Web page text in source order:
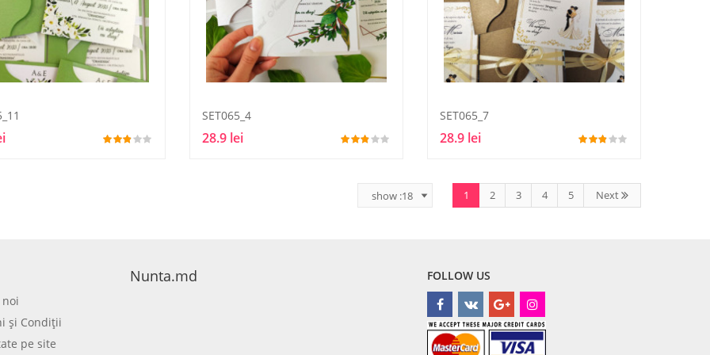
SET065_4
28.9 lei
SET065_7
28.9 lei
1 2 3 4 5 Next
şi Condiţii
pe site
Nunta.md FOLLOW US